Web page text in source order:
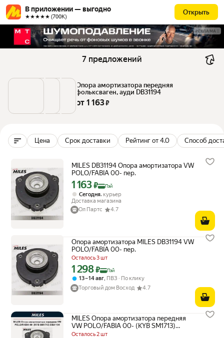
В приложении — выгодно
★★★★★ (700К)
Открыть
РЕКЛАМА
7 предложений
Опора амортизатора передняя
фольксваген, ауди DB31194
от 1 163 ₽
Цена Срок доставки Рейтинг от 4.0 Способ
MILES DB31194 Опора амортизатора VW
POLO/FABIA 00- пер.
Цена с картой Яндекс Пэй 1163 ₽ вместо
1 163₽ Пэй
Сегодня, курьер
Доставка магазина
Ол Партс
4.7
Опора амортизатора MILES DB31194 VW
POLO/FABIA 00- пер.
Осталось 3 шт
Цена с картой Яндекс Пэй 1298 ₽ вместо
1 298₽ Пэй
13 – 14 авг, ПВЗ
По клику
Торговый дом Восход
4.7
MILES Опора амортизатора передняя
VW POLO/FABIA 00- (KYB SM1713)
DB31194
Осталось 2 шт